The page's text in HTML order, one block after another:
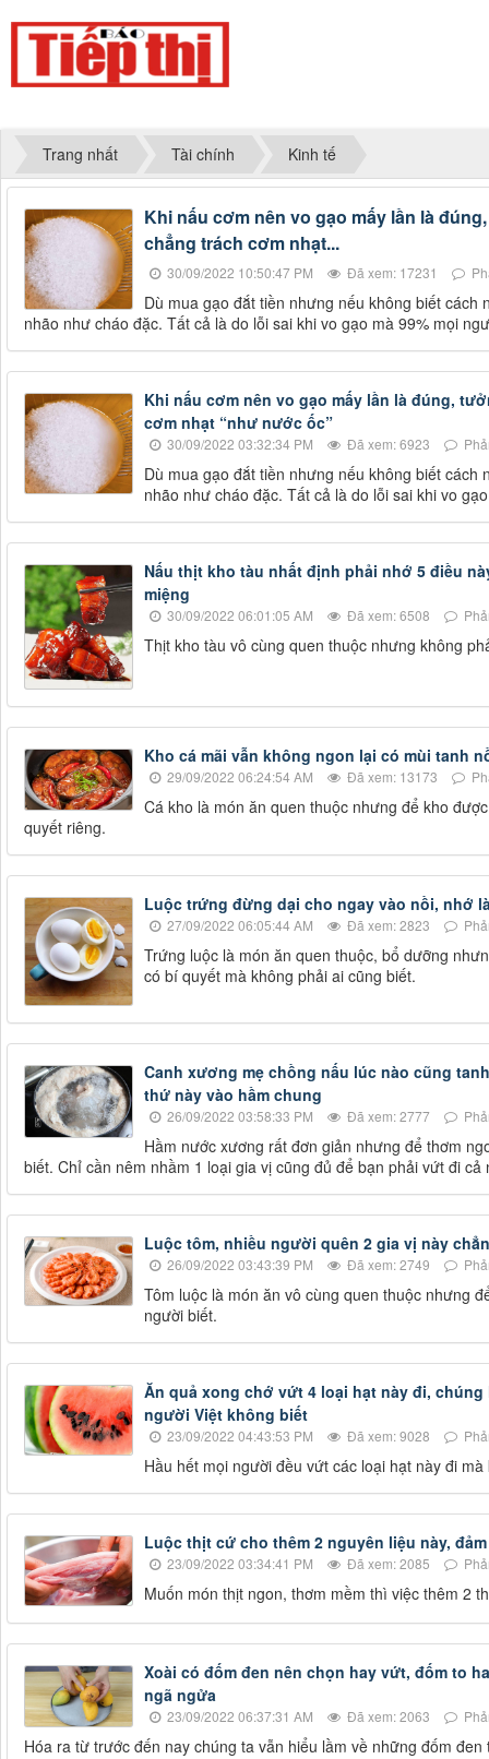
Trang nhất Tài chính Kinh tế
Khi nấu cơm nên vo gạo mấy lần là
chẳng trách cơm nhạt...
30/09/2022 10:50:47 PM Đã xem: 17231
Dù mua gạo đắt tiền nhưng nếu không biết
nhão như cháo đặc. Tất cả là do lỗi sai khi vo gạo mà 99% mọi
Khi nấu cơm nên vo gạo mấy lần là đúng,
cơm nhạt “như nước ốc”
30/09/2022 03:32:34 PM Đã xem: 6923
Dù mua gạo đắt tiền nhưng nếu không biết
nhão như cháo đặc. Tất cả là do lỗi sai khi vo
Nấu thịt kho tàu nhất định phải nhớ 5 điều
miệng
30/09/2022 06:01:05 AM Đã xem: 6508
Thịt kho tàu vô cùng quen thuộc nhưng không
Kho cá mãi vẫn không ngon lại có mùi tanh
29/09/2022 06:24:54 AM Đã xem: 13173
Cá kho là món ăn quen thuộc nhưng để kho
quyết riêng.
Luộc trứng đừng dại cho ngay vào nồi, nhớ
27/09/2022 06:05:44 AM Đã xem: 2823
Trứng luộc là món ăn quen thuộc, bổ dưỡng
có bí quyết mà không phải ai cũng biết.
Canh xương mẹ chồng nấu lúc nào cũng
thứ này vào hầm chung
26/09/2022 03:58:33 PM Đã xem: 2777
Hầm nước xương rất đơn giản nhưng để thơm
biết. Chỉ cần nêm nhầm 1 loại gia vị cũng đủ để bạn phải vứt đi cả
Luộc tôm, nhiều người quên 2 gia vị này
26/09/2022 03:43:39 PM Đã xem: 2749
Tôm luộc là món ăn vô cùng quen thuộc nhưng
người biết.
Ăn quả xong chớ vứt 4 loại hạt này đi,
người Việt không biết
23/09/2022 04:43:53 PM Đã xem: 9028
Hầu hết mọi người đều vứt các loại hạt này đi
Luộc thịt cứ cho thêm 2 nguyên liệu này,
23/09/2022 03:34:41 PM Đã xem: 2085
Muốn món thịt ngon, thơm mềm thì việc thêm 2
Xoài có đốm đen nên chọn hay vứt, đốm to
ngã ngửa
23/09/2022 06:37:31 AM Đã xem: 2063
Hóa ra từ trước đến nay chúng ta vẫn hiểu lầm về những đốm đen